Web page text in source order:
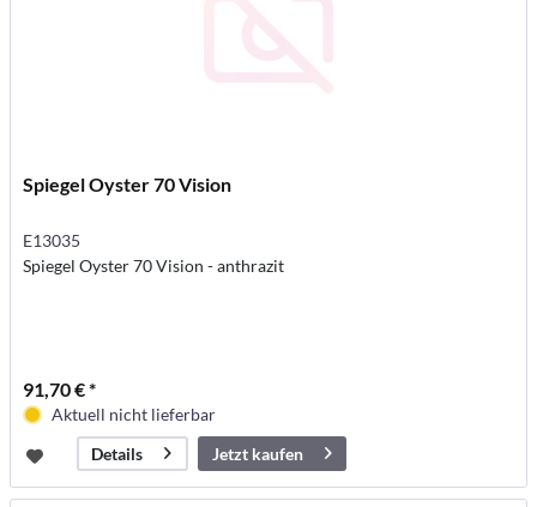
Spiegel Oyster 70 Vision
E13035
Spiegel Oyster 70 Vision - anthrazit
91,70 € *
Aktuell nicht lieferbar
Details
Jetzt kaufen